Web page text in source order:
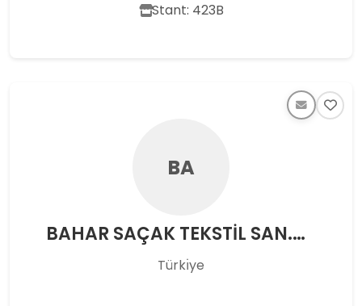
Stant: 423B
BA
BAHAR SAÇAK TEKSTİL SAN.VE TİC.LTD.ŞTİ
Türkı̇ye